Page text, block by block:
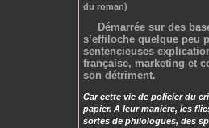
du roman)
Démarrée sur des
s’effiloche quelque peu
sentencieuses
française, marketing et
son détriment.
Car cette vie de policier du
papier. A leur manière, les
sortes de philologues, des